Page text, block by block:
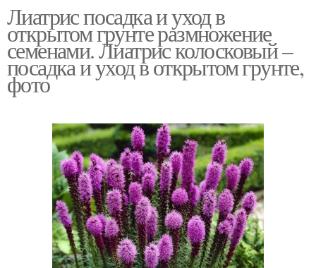
Лиатрис посадка и уход в
открытом грунте размножение
семенами. Лиатрис колосковый –
посадка и уход в открытом грунте,
фото